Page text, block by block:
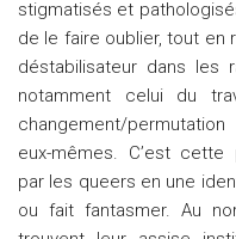
stigmatisés et
de le faire oublier, tout en
déstabilisateur dans les
notamment celui du
changement/
eux-mêmes. C’est cette
par les queers en une
ou fait fantasmer. Au